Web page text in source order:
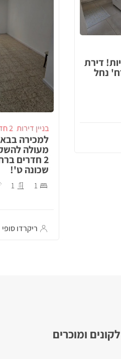
דירת
נחל
בניין דירות 2 חדרים
למכירה
מעולה
2 חדרים
שכונה ט'!
1
1
ריקרדו סופי
ומוכרים